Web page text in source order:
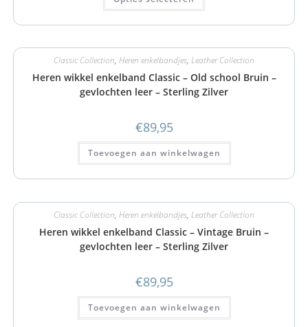
Classic Collection, Heren enkelbandjes, Leather Collection
Heren wikkel enkelband Classic – Old school Bruin –
gevlochten leer – Sterling Zilver
€89,95
Toevoegen aan winkelwagen
Classic Collection, Heren enkelbandjes, Leather Collection
Heren wikkel enkelband Classic – Vintage Bruin –
gevlochten leer – Sterling Zilver
€89,95
Toevoegen aan winkelwagen